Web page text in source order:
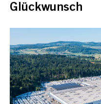
Glückwunsch